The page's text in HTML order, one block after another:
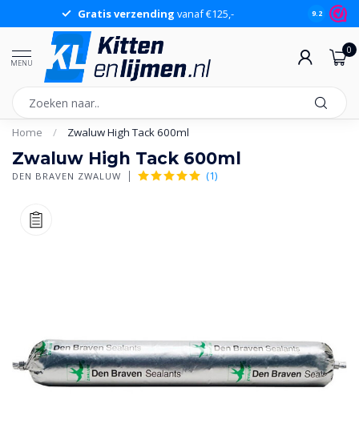
Gratis verzending vanaf €125,- 9.2
MENU
0
Home / Zwaluw High Tack 600ml
Zwaluw High Tack 600ml
DEN BRAVEN ZWALUW (1)